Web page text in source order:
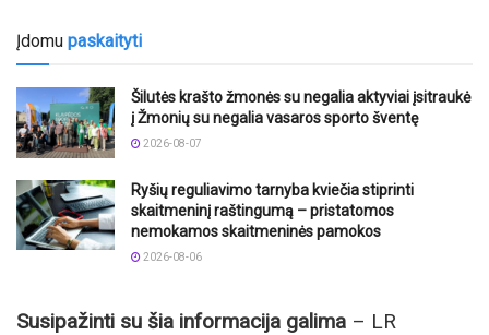
Įdomu paskaityti
Šilutės krašto žmonės su negalia aktyviai įsitraukė
į Žmonių su negalia vasaros sporto šventę
2026-08-07
Ryšių reguliavimo tarnyba kviečia stiprinti
skaitmeninį raštingumą – pristatomos
nemokamos skaitmeninės pamokos
2026-08-06
Susipažinti su šia informacija galima – LR